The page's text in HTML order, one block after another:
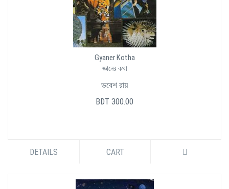
Gyaner Kotha
জ্ঞানের কথা
ভবেশ রায়
BDT 300.00
DETAILS CART